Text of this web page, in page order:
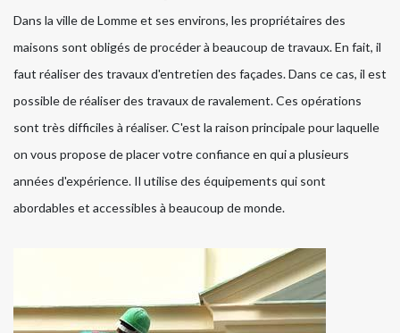
Dans la ville de Lomme et ses environs, les propriétaires des
maisons sont obligés de procéder à beaucoup de travaux. En fait, il
faut réaliser des travaux d'entretien des façades. Dans ce cas, il est
possible de réaliser des travaux de ravalement. Ces opérations
sont très difficiles à réaliser. C'est la raison principale pour laquelle
on vous propose de placer votre confiance en qui a plusieurs
années d'expérience. Il utilise des équipements qui sont
abordables et accessibles à beaucoup de monde.